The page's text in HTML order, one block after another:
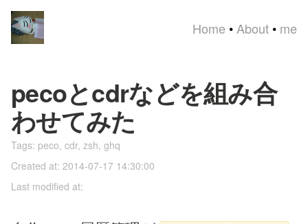
Home • About • me
pecoとcdrなどを組み合
わせてみた
Tags: peco, cdr, zsh, ghq
Created at: 2014-07-17 14:30:00
Last modified at: